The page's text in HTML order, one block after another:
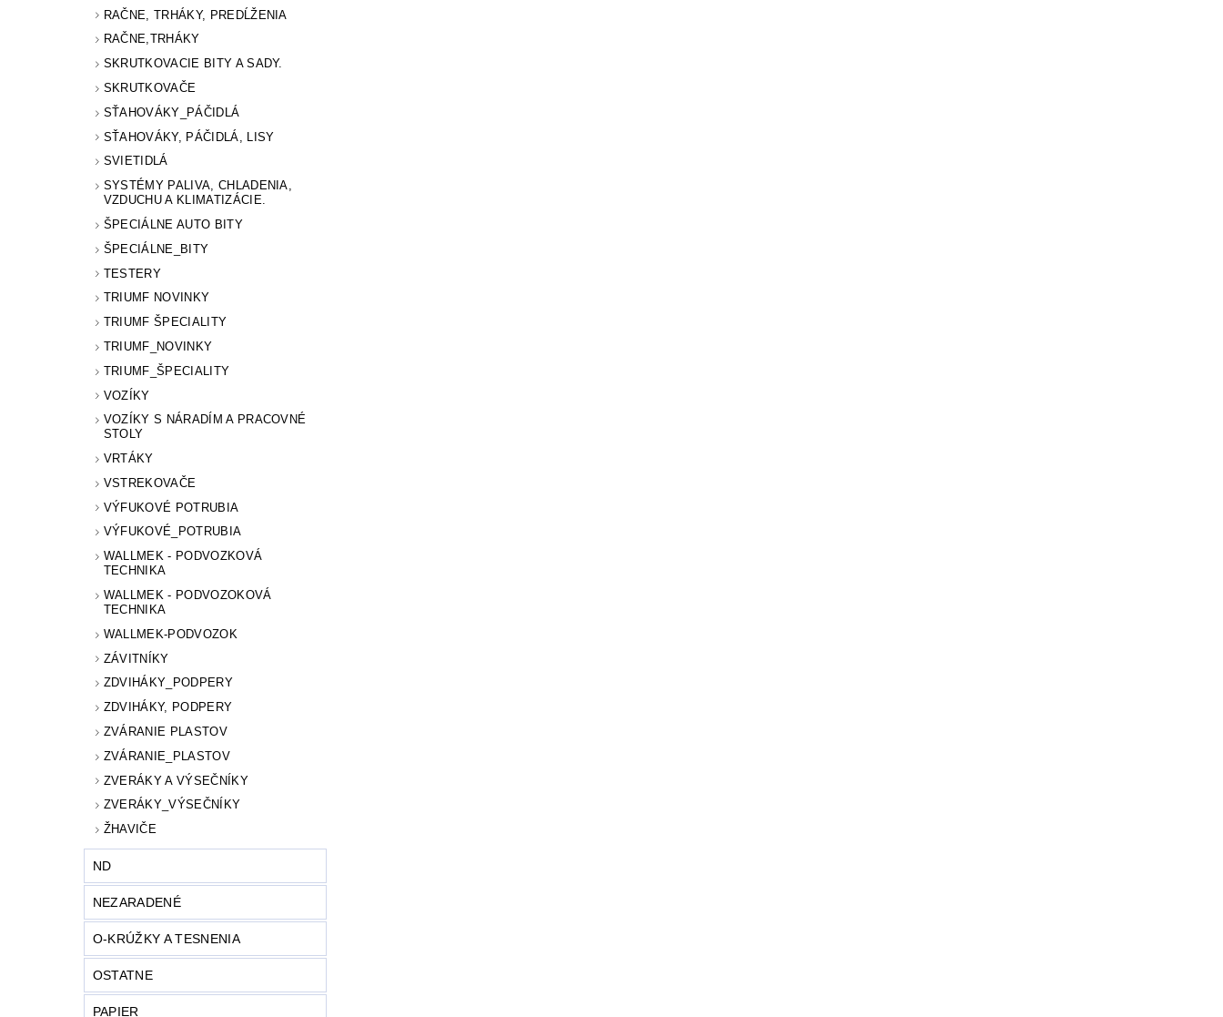
RAČNE, TRHÁKY, PREDĹŽENIA
RAČNE,TRHÁKY
SKRUTKOVACIE BITY A SADY.
SKRUTKOVAČE
SŤAHOVÁKY_PÁČIDLÁ
SŤAHOVÁKY, PÁČIDLÁ, LISY
SVIETIDLÁ
SYSTÉMY PALIVA, CHLADENIA,
VZDUCHU A KLIMATIZÁCIE.
ŠPECIÁLNE AUTO BITY
ŠPECIÁLNE_BITY
TESTERY
TRIUMF NOVINKY
TRIUMF ŠPECIALITY
TRIUMF_NOVINKY
TRIUMF_ŠPECIALITY
VOZÍKY
VOZÍKY S NÁRADÍM A PRACOVNÉ
STOLY
VRTÁKY
VSTREKOVAČE
VÝFUKOVÉ POTRUBIA
VÝFUKOVÉ_POTRUBIA
WALLMEK - PODVOZKOVÁ
TECHNIKA
WALLMEK - PODVOZOKOVÁ
TECHNIKA
WALLMEK-PODVOZOK
ZÁVITNÍKY
ZDVIHÁKY_PODPERY
ZDVIHÁKY, PODPERY
ZVÁRANIE PLASTOV
ZVÁRANIE_PLASTOV
ZVERÁKY A VÝSEČNÍKY
ZVERÁKY_VÝSEČNÍKY
ŽHAVIČE
ND
NEZARADENÉ
O-KRÚŽKY A TESNENIA
OSTATNE
PAPIER